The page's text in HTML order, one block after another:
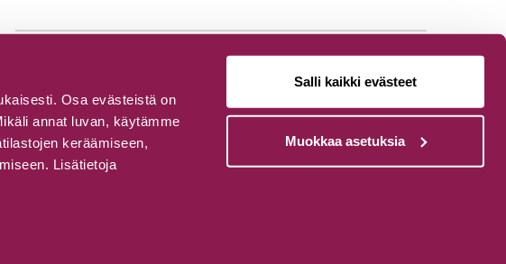
Osa evästeistä on
annat luvan, käytämme
keräämiseen,
Lisätietoja
Salli kaikki evästeet
Muokkaa asetuksia